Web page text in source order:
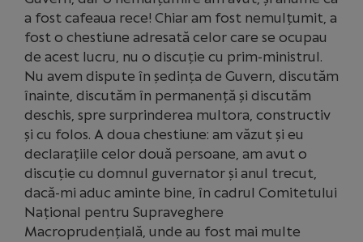
a fost cafeaua rece! Chiar am fost nemulțumit, a
fost o chestiune adresată celor care se ocupau
de acest lucru, nu o discuție cu prim-ministrul.
Nu avem dispute în ședința de Guvern, discutăm
înainte, discutăm în permanență și discutăm
deschis, spre surprinderea multora, constructiv
și cu folos. A doua chestiune: am văzut și eu
declarațiile celor două persoane, am avut o
discuție cu domnul guvernator și anul trecut,
dacă-mi aduc aminte bine, în cadrul Comitetului
Național pentru Supraveghere
Macroprudențială, unde au fost mai multe